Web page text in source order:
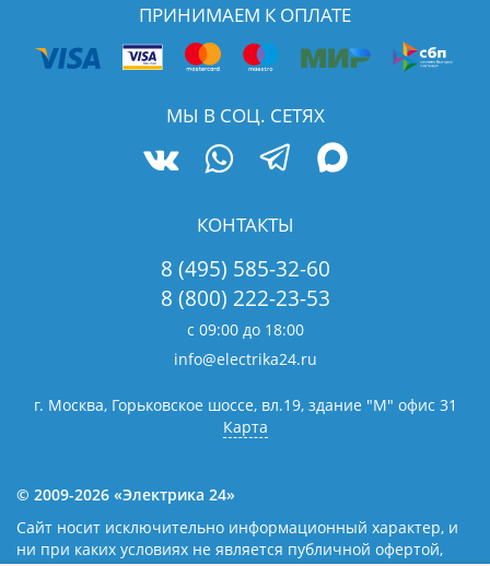
ПРИНИМАЕМ К ОПЛАТЕ
МЫ В СОЦ. СЕТЯХ
КОНТАКТЫ
8 (495) 585-32-60
8 (800) 222-23-53
с 09:00 до 18:00
info@electrika24.ru
г. Москва, Горьковское шоссе, вл.19, здание "М" офис 31
Карта
© 2009-2026 «Электрика 24»
Сайт носит исключительно информационный характер, и
ни при каких условиях не является публичной офертой,